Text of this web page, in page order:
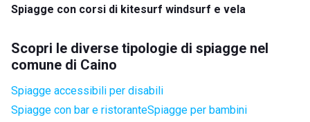
Spiagge con corsi di kitesurf windsurf e vela
Scopri le diverse tipologie di spiagge nel
comune di Caino
Spiagge accessibili per disabili
Spiagge con bar e ristoranteSpiagge per bambini